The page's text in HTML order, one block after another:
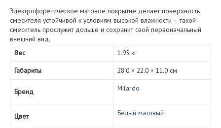
Электрофоретическое матовое покрытие делает поверхность
смесителя устойчивой к условиям высокой влажности – такой
смеситель прослужит дольше и сохранит свой первоначальный
внешний вид.
Вес
1.95 кг
Габариты
28.0 × 22.0 × 11.0 см
Бренд Milardo
Цвет Белый матовый